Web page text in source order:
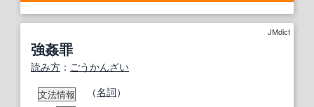
JMdict
強姦罪
読み方 ： ごうかんざい
文法情報 （名詞）